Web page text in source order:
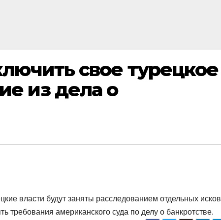
свое турецкое
из дела о
власти будут заняты расследованием отдельных исков
требования американского суда по делу о банкротстве.